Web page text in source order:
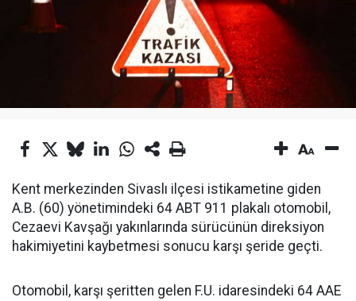
Kent merkezinden Sivaslı ilçesi istikametine giden
A.B. (60) yönetimindeki 64 ABT 911 plakalı otomobil,
Cezaevi Kavşağı yakınlarında sürücünün direksiyon
hakimiyetini kaybetmesi sonucu karşı şeride geçti.
Otomobil, karşı şeritten gelen F.U. idaresindeki 64 AAE